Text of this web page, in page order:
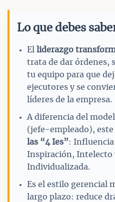
Lo que debes
El liderazgo
trata de dar órdenes,
tu equipo para que
ejecutores y se
líderes de la empresa.
A diferencia del
(jefe-empleado), este
las “4 Ies”: Influencia
Inspiración, Intelecto
Individualizada.
Es el estilo gerencial
largo plazo: reduce